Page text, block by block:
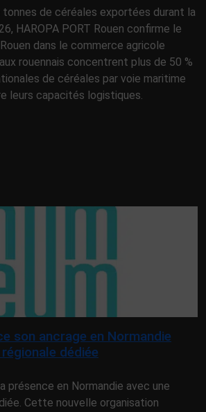
tonnes de céréales exportées durant la
HAROPA PORT Rouen confirme le
dans le commerce agricole
rouennais concentrent plus de 50 %
de céréales par voie maritime
leurs capacités logistiques.
son ancrage en Normandie
dédiée
présence en Normandie avec une
Cette nouvelle organisation